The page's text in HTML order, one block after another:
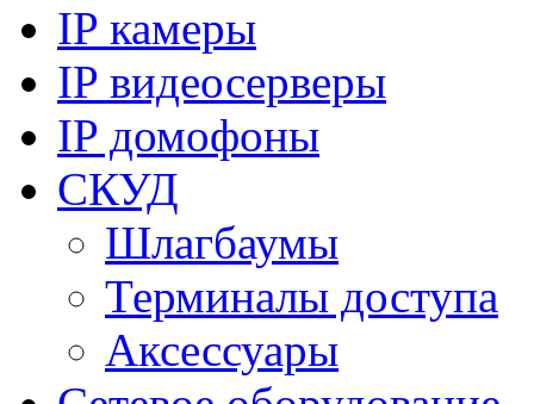
IP камеры
IP видеосерверы
IP домофоны
СКУД
Шлагбаумы
Терминалы доступа
Аксессуары